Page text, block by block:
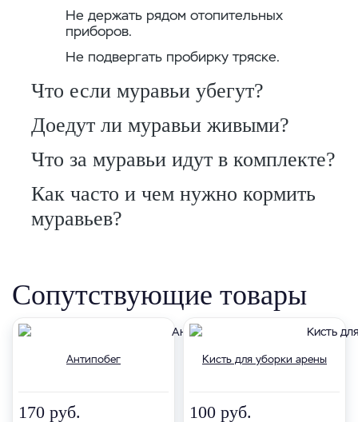
Не держать рядом отопительных
приборов.
Не подвергать пробирку тряске.
Что если муравьи убегут?
Доедут ли муравьи живыми?
Что за муравьи идут в комплекте?
Как часто и чем нужно кормить
муравьев?
Сопутствующие товары
Антипобег
170 руб.
Кисть для уборки арены
100 руб.